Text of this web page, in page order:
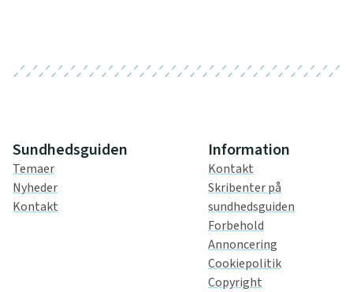
Sundhedsguiden
Temaer
Nyheder
Kontakt
Information
Kontakt
Skribenter på
sundhedsguiden
Forbehold
Annoncering
Cookiepolitik
Copyright